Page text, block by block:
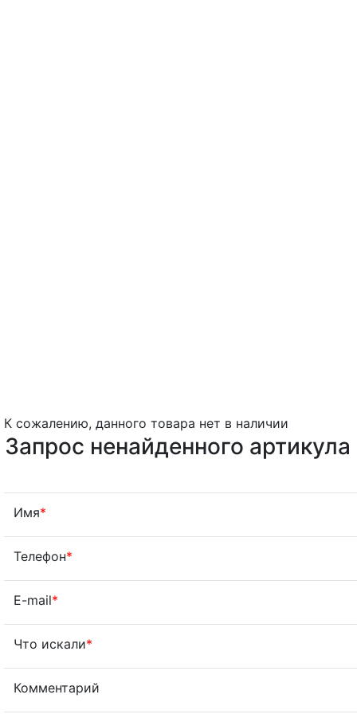
К сожалению, данного товара нет в наличии
Запрос ненайденного артикула
Имя*
Телефон*
E-mail*
Что искали*
Комментарий